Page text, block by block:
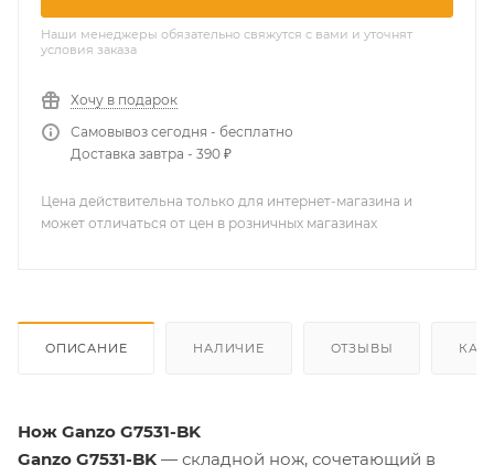
Наши менеджеры обязательно свяжутся с вами и уточнят
условия заказа
Хочу в подарок
Самовывоз сегодня - бесплатно
Доставка завтра - 390 ₽
Цена действительна только для интернет-магазина и
может отличаться от цен в розничных магазинах
ОПИСАНИЕ НАЛИЧИЕ ОТЗЫВЫ КАК
Нож Ganzo G7531-BK
Ganzo G7531-BK — складной нож, сочетающий в